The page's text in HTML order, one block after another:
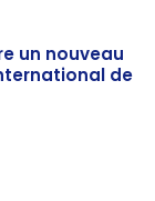
un nouveau
de